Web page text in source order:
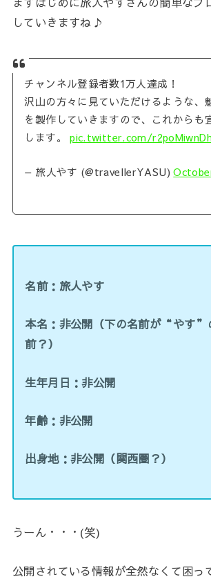
していきますね♪
チャンネル登録者数1万人達成！
沢山の方々に見ていただけるような、
を製作していきますので、これからも
します。pic.twitter.com/
— 旅人やす (@travellerYASU)
名前：旅人やす
本名：非公開（下の名前が“やす”
前？）
生年月日：非公開
年齢：非公開
出身地：非公開（関西圏？）
うーん・・・(笑)
公開されている情報が全然なくて困っ